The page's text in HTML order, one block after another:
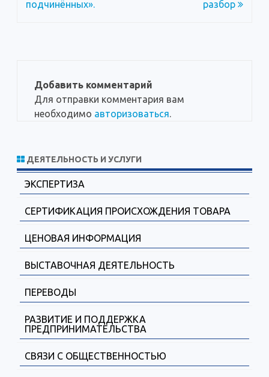
подчинённых».
разбор
Добавить комментарий
Для отправки комментария вам
необходимо авторизоваться.
ДЕЯТЕЛЬНОСТЬ И УСЛУГИ
ЭКСПЕРТИЗА
СЕРТИФИКАЦИЯ ПРОИСХОЖДЕНИЯ ТОВАРА
ЦЕНОВАЯ ИНФОРМАЦИЯ
ВЫСТАВОЧНАЯ ДЕЯТЕЛЬНОСТЬ
ПЕРЕВОДЫ
РАЗВИТИЕ И ПОДДЕРЖКА
ПРЕДПРИНИМАТЕЛЬСТВА
СВЯЗИ С ОБЩЕСТВЕННОСТЬЮ